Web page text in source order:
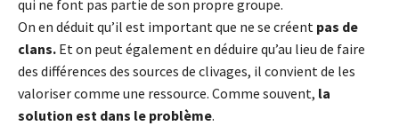
qui ne font pas partie de son propre groupe.
On en déduit qu’il est important que ne se créent pas de
clans. Et on peut également en déduire qu’au lieu de faire
des différences des sources de clivages, il convient de les
valoriser comme une ressource. Comme souvent, la
solution est dans le problème.